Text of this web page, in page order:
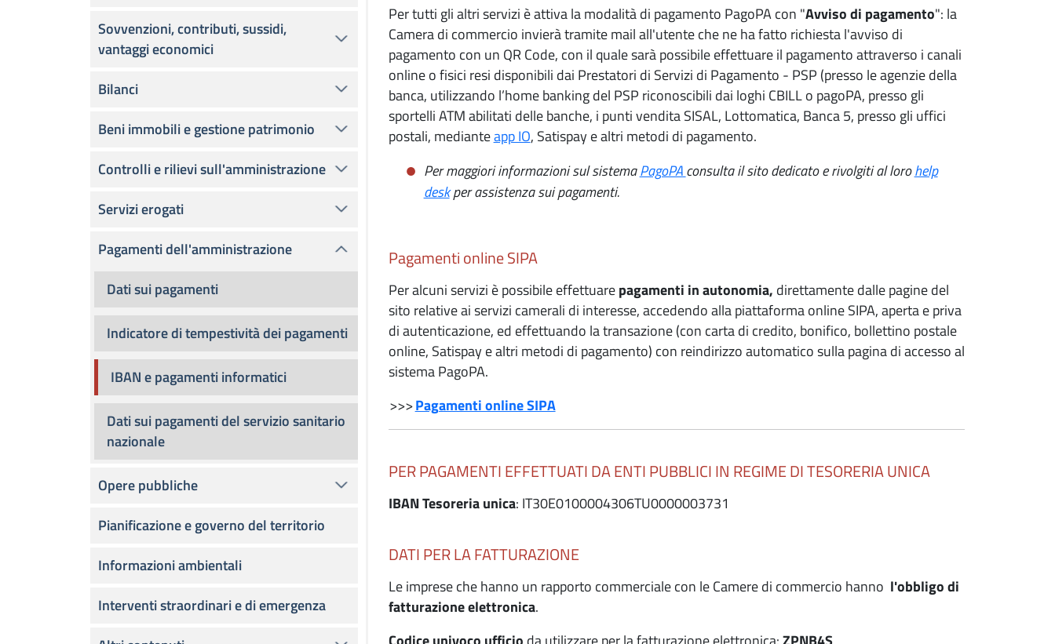
Per tutti gli altri servizi è attiva la modalità di pagamento PagoPA con "Avviso di pagamento": la
Camera di commercio invierà tramite mail all'utente che ne ha fatto richiesta l'avviso di
pagamento con un QR Code, con il quale sarà possibile effettuare il pagamento attraverso i canali
online o fisici resi disponibili dai Prestatori di Servizi di Pagamento - PSP (presso le agenzie della
banca, utilizzando l’home banking del PSP riconoscibili dai loghi CBILL o pagoPA, presso gli
sportelli ATM abilitati delle banche, i punti vendita SISAL, Lottomatica, Banca 5, presso gli uffici
postali, medianteapp IO, Satispay e altri metodi di pagamento.
Per maggiori informazioni sul sistemaPagoPAconsulta il sito dedicato e rivolgiti al lorohelp
deskper assistenza sui pagamenti.
Pagamenti online SIPA
Per alcuni servizi è possibile effettuarepagamenti in autonomia, direttamente dalle pagine del
sito relative ai servizi camerali di interesse, accedendo alla piattaforma online SIPA, aperta e priva
di autenticazione, ed effettuando la transazione (con carta di credito, bonifico, bollettino postale
online, Satispay e altri metodi di pagamento) con reindirizzo automatico sulla pagina di accesso al
sistema PagoPA.
>>>Pagamenti online SIPA
PER PAGAMENTI EFFETTUATI DA ENTI PUBBLICI IN REGIME DI TESORERIA UNICA
IBAN Tesoreria unica: IT30E0100004306TU0000003731
DATI PER LA FATTURAZIONE
Le imprese che hanno un rapporto commerciale con le Camere di commercio hanno l'obbligo di
fatturazione elettronica.
Sovvenzioni, contributi, sussidi,
vantaggi economici
Bilanci
Beni immobili e gestione patrimonio
Controlli e rilievi sull'amministrazione
Servizi erogati
Pagamenti dell'amministrazione
Dati sui pagamenti
Indicatore di tempestività dei pagamenti
IBAN e pagamenti informatici
Dati sui pagamenti del servizio sanitario
nazionale
Opere pubbliche
Pianificazione e governo del territorio
Informazioni ambientali
Interventi straordinari e di emergenza